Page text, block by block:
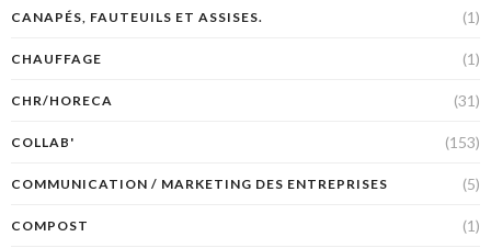
CANAPÉS, FAUTEUILS ET ASSISES. (1)
CHAUFFAGE (1)
CHR/HORECA (31)
COLLAB' (153)
COMMUNICATION / MARKETING DES ENTREPRISES (5)
COMPOST (1)